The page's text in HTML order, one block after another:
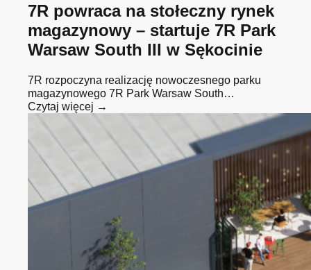
7R powraca na stołeczny rynek
magazynowy – startuje 7R Park
Warsaw South III w Sękocinie
7R rozpoczyna realizację nowoczesnego parku
magazynowego 7R Park Warsaw South…
Czytaj więcej →